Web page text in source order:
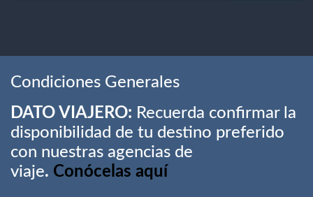
Condiciones Generales
DATO VIAJERO: Recuerda confirmar la
disponibilidad de tu destino preferido
con nuestras agencias de
viaje. Conócelas aquí